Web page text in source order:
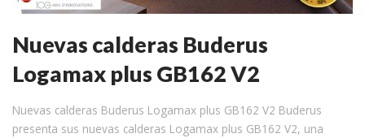
Nuevas calderas Buderus
Logamax plus GB162 V2
Nuevas calderas Buderus Logamax plus GB162 V2 Buderus
presenta sus nuevas calderas Logamax plus GB162 V2, una